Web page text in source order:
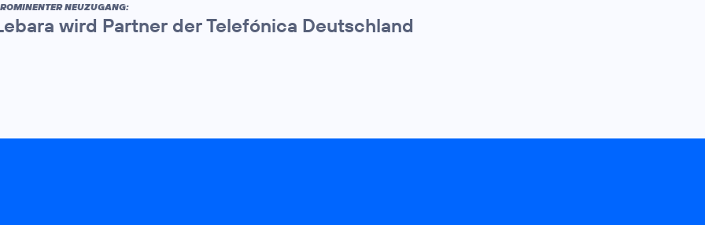
NEUZUGANG:
wird Partner der Telefónica Deutschland